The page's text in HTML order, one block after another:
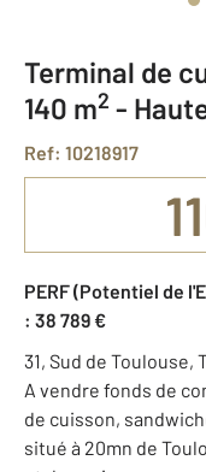
Terminal de
140 m2 -
Ref: 10218917
PERF (Potentiel de
: 38 789 €
31, Sud de Toulouse,
A vendre fonds de
de cuisson,
situé à 20mn de